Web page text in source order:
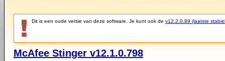
Dit is een oude versie van deze software. Je kunt ook de v12.2.0.89 (laatste
McAfee Stinger v12.1.0.798